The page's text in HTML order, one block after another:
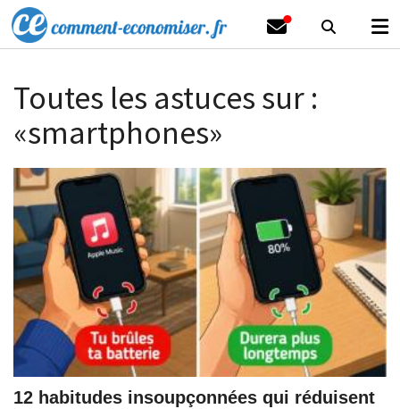
Toutes les astuces sur :
«smartphones»
12 habitudes insoupçonnées qui réduisent